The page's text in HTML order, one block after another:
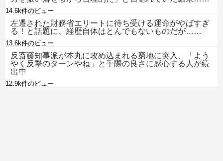
14.6k件のビュー
左遷された財務省エリートに待ち受ける運命がやばすぎ
る！と話題に、経歴自体はとんでもないものだが……
13.6k件のビュー
反斎藤知事派が本丸に攻め込まれる窮地に突入、「よう
やく反撃のターンやね」と手際の良さに感心する人が続
出中
12.9k件のビュー